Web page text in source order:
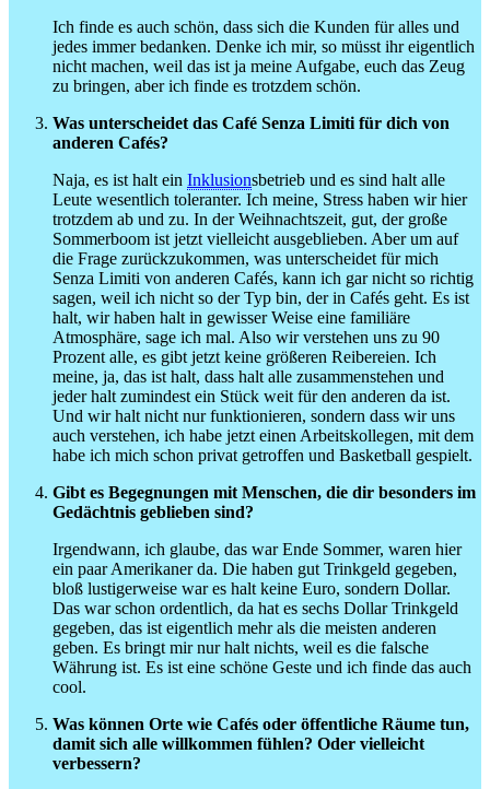
Ich finde es auch schön, dass sich die Kunden für alles und
jedes immer bedanken. Denke ich mir, so müsst ihr eigentlich
nicht machen, weil das ist ja meine Aufgabe, euch das Zeug
zu bringen, aber ich finde es trotzdem schön.
Was unterscheidet das Café Senza Limiti für dich von
anderen Cafés?
Naja, es ist halt ein Inklusionsbetrieb und es sind halt alle
Leute wesentlich toleranter. Ich meine, Stress haben wir hier
trotzdem ab und zu. In der Weihnachtszeit, gut, der große
Sommerboom ist jetzt vielleicht ausgeblieben. Aber um auf
die Frage zurückzukommen, was unterscheidet für mich
Senza Limiti von anderen Cafés, kann ich gar nicht so richtig
sagen, weil ich nicht so der Typ bin, der in Cafés geht. Es ist
halt, wir haben halt in gewisser Weise eine familiäre
Atmosphäre, sage ich mal. Also wir verstehen uns zu 90
Prozent alle, es gibt jetzt keine größeren Reibereien. Ich
meine, ja, das ist halt, dass halt alle zusammenstehen und
jeder halt zumindest ein Stück weit für den anderen da ist.
Und wir halt nicht nur funktionieren, sondern dass wir uns
auch verstehen, ich habe jetzt einen Arbeitskollegen, mit dem
habe ich mich schon privat getroffen und Basketball gespielt.
Gibt es Begegnungen mit Menschen, die dir besonders im
Gedächtnis geblieben sind?
Irgendwann, ich glaube, das war Ende Sommer, waren hier
ein paar Amerikaner da. Die haben gut Trinkgeld gegeben,
bloß lustigerweise war es halt keine Euro, sondern Dollar.
Das war schon ordentlich, da hat es sechs Dollar Trinkgeld
gegeben, das ist eigentlich mehr als die meisten anderen
geben. Es bringt mir nur halt nichts, weil es die falsche
Währung ist. Es ist eine schöne Geste und ich finde das auch
cool.
Was können Orte wie Cafés oder öffentliche Räume tun,
damit sich alle willkommen fühlen? Oder vielleicht
verbessern?